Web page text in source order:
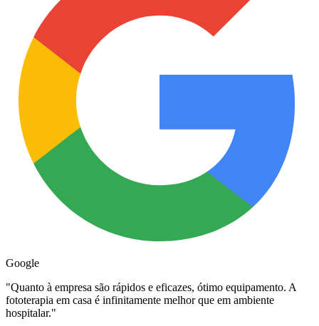
Google
"Quanto à empresa são rápidos e eficazes, ótimo equipamento. A
fototerapia em casa é infinitamente melhor que em ambiente
hospitalar."